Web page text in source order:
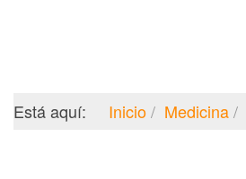
Está aquí: Inicio Medicina